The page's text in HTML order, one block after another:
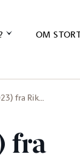
OM
fra Rik…
fra